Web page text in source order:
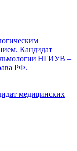
Кандидат
НГИУВ –
РФ.
медицинских